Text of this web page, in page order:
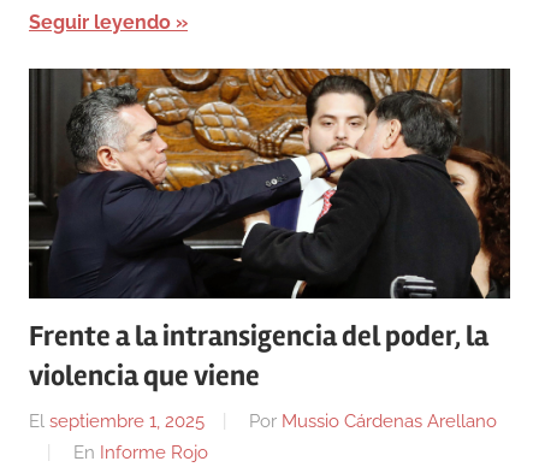
Seguir leyendo
Frente a la intransigencia del poder, la
violencia que viene
El septiembre 1, 2025 Por Mussio Cárdenas Arellano
En Informe Rojo